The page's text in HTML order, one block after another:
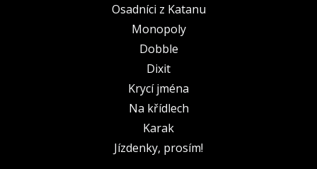
Osadníci z Katanu
Monopoly
Dobble
Dixit
Krycí jména
Na křídlech
Karak
Jízdenky, prosím!